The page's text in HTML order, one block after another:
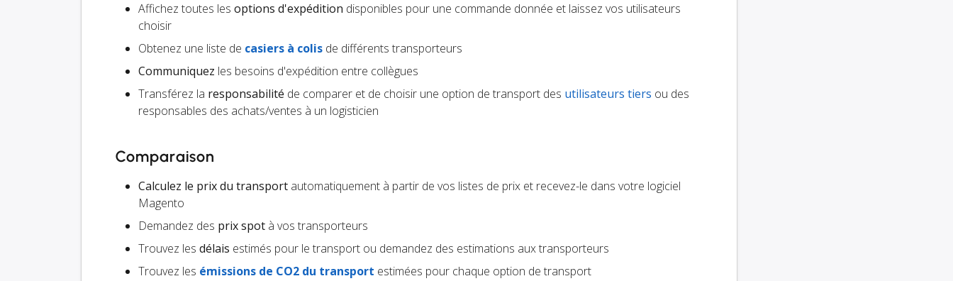
Affichez toutes les options d'expédition disponibles pour une commande donnée et laissez vos utilisateurs
choisir
Obtenez une liste de casiers à colis de différents transporteurs
Communiquez les besoins d'expédition entre collègues
Transférez la responsabilité de comparer et de choisir une option de transport des utilisateurs tiers ou des
responsables des achats/ventes à un logisticien
Comparaison
Calculez le prix du transport automatiquement à partir de vos listes de prix et recevez-le dans votre logiciel
Magento
Demandez des prix spot à vos transporteurs
Trouvez les délais estimés pour le transport ou demandez des estimations aux transporteurs
Trouvez les émissions de CO2 du transport estimées pour chaque option de transport